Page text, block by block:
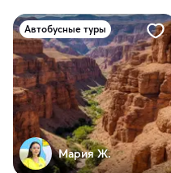
Автобусные туры
Мария Ж.